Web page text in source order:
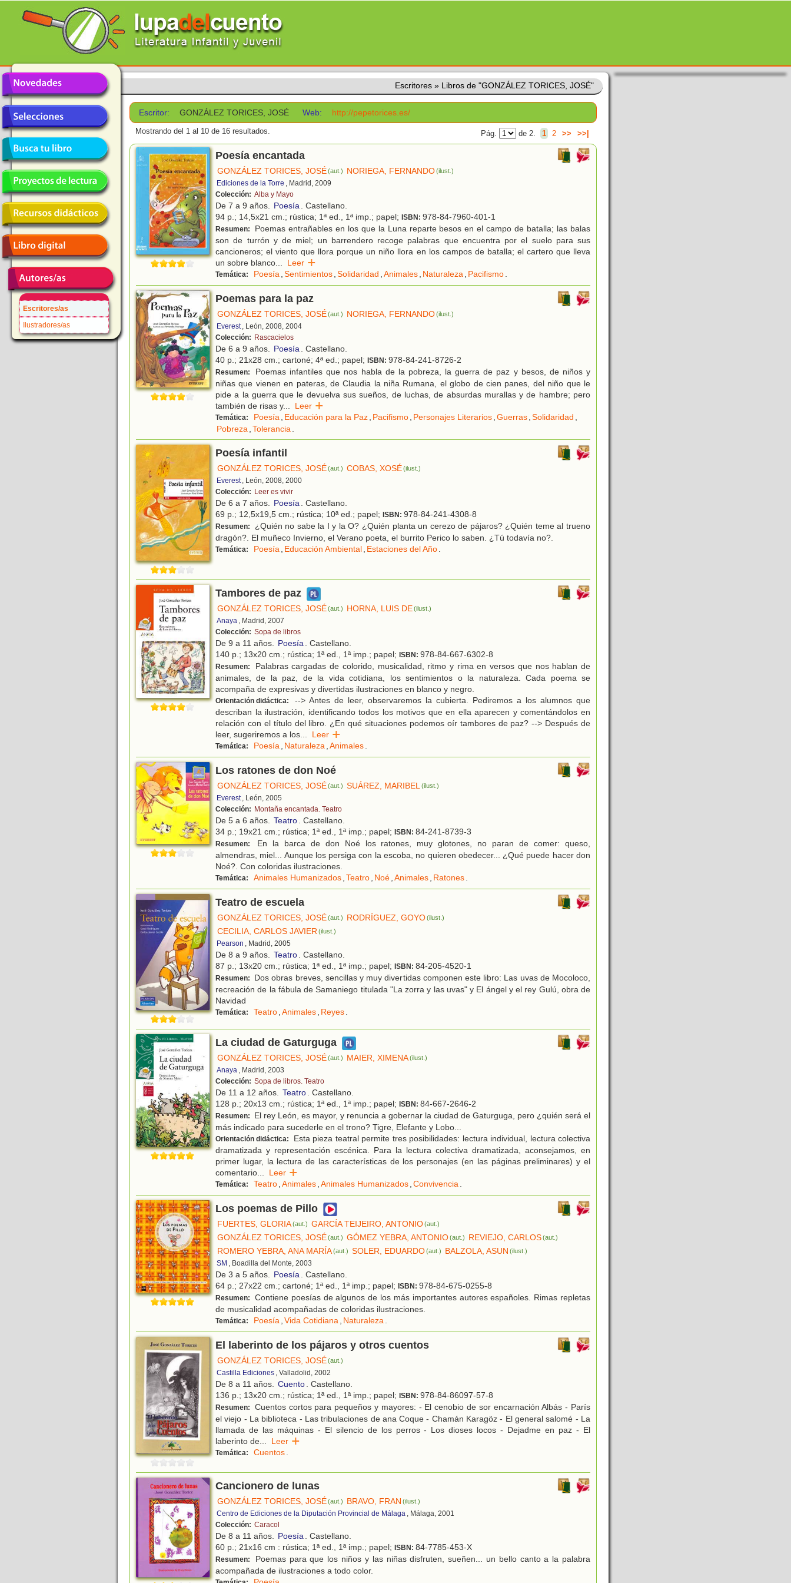
Escritores/as
Ilustradores/as
Escritores » Libros de "GONZÁLEZ TORICES, JOSÉ"
Escritor: GONZÁLEZ TORICES, JOSÉ Web: http://pepetorices.es/
Mostrando del 1 al 10 de 16 resultados. Pág. de 2. 1 2 >> >>|
Poesía encantada
GONZÁLEZ TORICES, JOSÉ(aut.) NORIEGA, FERNANDO(ilust.)
Ediciones de la Torre , Madrid, 2009
Colección: Alba y Mayo
De 7 a 9 años. Poesía. Castellano.
94 p.; 14,5x21 cm.; rústica; 1ª ed., 1ª imp.; papel; ISBN: 978-84-7960-401-1
Resumen:
Poemas entrañables en los que la Luna reparte besos en el campo de batalla; las balas
son de turrón y de miel; un barrendero recoge palabras que encuentra por el suelo para sus
cancioneros; el viento que llora porque un niño llora en los campos de batalla; el cartero que lleva
un sobre blanco... Leer
Temática: Poesía,Sentimientos,Solidaridad ,Animales, Naturaleza, Pacifismo.
Poemas para la paz
GONZÁLEZ TORICES, JOSÉ(aut.) NORIEGA, FERNANDO(ilust.)
Everest , León, 2008, 2004
Colección: Rascacielos
De 6 a 9 años. Poesía. Castellano.
40 p.; 21x28 cm.; cartoné; 4ª ed.; papel; ISBN: 978-84-241-8726-2
Resumen:
Poemas infantiles que nos habla de la pobreza, la guerra de paz y besos, de niños y
niñas que vienen en pateras, de Claudia la niña Rumana, el globo de cien panes, del niño que le
pide a la guerra que le devuelva sus sueños, de luchas, de absurdas murallas y de hambre; pero
también de risas y... Leer
Temática: Poesía, Educación para la Paz, Pacifismo, Personajes Literarios,Guerras,Solidaridad ,
Pobreza,Tolerancia.
Poesía infantil
GONZÁLEZ TORICES, JOSÉ(aut.) COBAS, XOSÉ(ilust.)
Everest , León, 2008, 2000
Colección: Leer es vivir
De 6 a 7 años. Poesía. Castellano.
69 p.; 12,5x19,5 cm.; rústica; 10ª ed.; papel; ISBN: 978-84-241-4308-8
Resumen:
¿Quién no sabe la I y la O? ¿Quién planta un cerezo de pájaros? ¿Quién teme al trueno
dragón?. El muñeco Invierno, el Verano poeta, el burrito Perico lo saben. ¿Tú todavía no?.
Temática: Poesía, Educación Ambiental, Estaciones del Año.
Tambores de paz
GONZÁLEZ TORICES, JOSÉ(aut.) HORNA, LUIS DE(ilust.)
Anaya
, Madrid, 2007
Colección: Sopa de libros
De 9 a 11 años. Poesía
. Castellano.
140 p.; 13x20 cm.; rústica; 1ª ed., 1ª imp.; papel; ISBN: 978-84-667-6302-8
Resumen:
Palabras cargadas de colorido, musicalidad, ritmo y rima en versos que nos hablan de
animales, de la paz, de la vida cotidiana, los sentimientos o la naturaleza. Cada poema se
acompaña de expresivas y divertidas ilustraciones en blanco y negro.
Orientación didáctica:
--> Antes de leer, observaremos la cubierta. Pediremos a los alumnos que
describan la ilustración, identificando todos los motivos que en ella aparecen y comentándolos en
relación con el título del libro. ¿En qué situaciones podemos oír tambores de paz? --> Después de
leer, sugeriremos a los
Leer
Temática: Poesía Naturaleza Animales
Los ratones de don Noé
GONZÁLEZ TORICES, JOSÉ(aut.) SUÁREZ, MARIBEL (ilust.)
Everest
, León, 2005
Colección: Montaña encantada. Teatro
De 5 a 6 años. Teatro
. Castellano.
34 p.; 19x21 cm.; rústica; 1ª ed., 1ª imp.; papel; ISBN: 84-241-8739-3
Resumen:
En la barca de don Noé los ratones, muy glotones, no paran de comer: queso,
almendras, miel... Aunque los persiga con la escoba, no quieren obedecer... ¿Qué puede hacer don
Noé?. Con coloridas ilustraciones.
Temática: Animales Humanizados Teatro Noé Animales Ratones
Teatro de escuela
GONZÁLEZ TORICES, JOSÉ(aut.) RODRÍGUEZ, GOYO(ilust.)
CECILIA, CARLOS JAVIER (ilust.)
Pearson , Madrid, 2005
De 8 a 9 años. Teatro
. Castellano.
87 p.; 13x20 cm.; rústica; 1ª ed., 1ª imp.; papel; ISBN: 84-205-4520-1
Resumen:
Dos obras breves, sencillas y muy divertidas componen este libro: Las uvas de Mocoloco,
recreación de la fábula de Samaniego titulada "La zorra y las uvas" y El ángel y el rey Gulú, obra de
Navidad
Temática: Teatro Animales Reyes
La ciudad de Gaturguga
GONZÁLEZ TORICES, JOSÉ(aut.) MAIER, XIMENA(ilust.)
Anaya , Madrid, 2003
Colección: Sopa de libros. Teatro
De 11 a 12 años. Teatro
. Castellano.
128 p.; 20x13 cm.; rústica; 1ª ed., 1ª imp.; papel; ISBN: 84-667-2646-2
Resumen:
El rey León, es mayor, y renuncia a gobernar la ciudad de Gaturguga, pero ¿quién será el
más indicado para sucederle en el trono? Tigre, Elefante y Lobo...
Orientación didáctica:
Esta pieza teatral permite tres posibilidades: lectura individual, lectura colectiva
dramatizada y representación escénica. Para la lectura colectiva dramatizada, aconsejamos, en
primer lugar, la lectura de las características de los personajes (en las páginas preliminares) y el
comentario
Leer
Temática: Teatro Animales Animales Humanizados Convivencia
Los poemas de Pillo
FUERTES, GLORIA(aut.) GARCÍA TEIJEIRO, ANTONIO(aut.)
GONZÁLEZ TORICES, JOSÉ(aut.) GÓMEZ YEBRA, ANTONIO(aut.) REVIEJO, CARLOS (aut.)
ROMERO YEBRA, ANA MARÍA(aut.) SOLER, EDUARDO(aut.) BALZOLA, ASUN (ilust.)
SM , Boadilla del Monte, 2003
De 3 a 5 años. Poesía
. Castellano.
64 p.; 27x22 cm.; cartoné; 1ª ed., 1ª imp.; papel; ISBN: 978-84-675-0255-8
Resumen:
Contiene poesías de algunos de los más importantes autores españoles. Rimas repletas
de musicalidad acompañadas de coloridas ilustraciones.
Temática: Poesía Vida Cotidiana Naturaleza
El laberinto de los pájaros y otros cuentos
GONZÁLEZ TORICES, JOSÉ(aut.)
Castilla Ediciones , Valladolid, 2002
De 8 a 11 años. Cuento
. Castellano.
136 p.; 13x20 cm.; rústica; 1ª ed., 1ª imp.; papel; ISBN: 978-84-86097-57-8
Resumen:
Cuentos cortos para pequeños y mayores: - El cenobio de sor encarnación Albás - París
el viejo - La biblioteca - Las tribulaciones de ana Coque - Chamán Karagöz - El general salomé - La
llamada de las máquinas - El silencio de los perros - Los dioses locos - Dejadme en paz - El
laberinto de
Leer
Temática: Cuentos
Cancionero de lunas
GONZÁLEZ TORICES, JOSÉ(aut.) BRAVO, FRAN (ilust.)
Centro de Ediciones de la Diputación Provincial de Málaga , Málaga, 2001
Colección: Caracol
De 8 a 11 años. Poesía. Castellano.
60 p.; 21x16 cm : rústica; 1ª ed., 1ª imp.; papel; ISBN: 84-7785-453-X
Resumen:
Poemas para que los niños y las niñas disfruten, sueñen... un bello canto a la palabra
acompañada de ilustraciones a todo color.